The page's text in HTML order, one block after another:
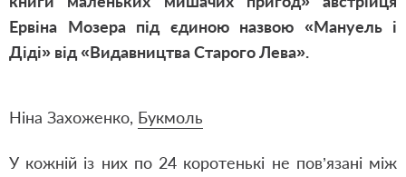
Ервіна Мозера під єдиною назвою «Мануель і
Діді» від «Видавництва Старого Лева».
Ніна Захоженко, Букмоль
У кожній із них по 24 коротенькі не пов’язані між